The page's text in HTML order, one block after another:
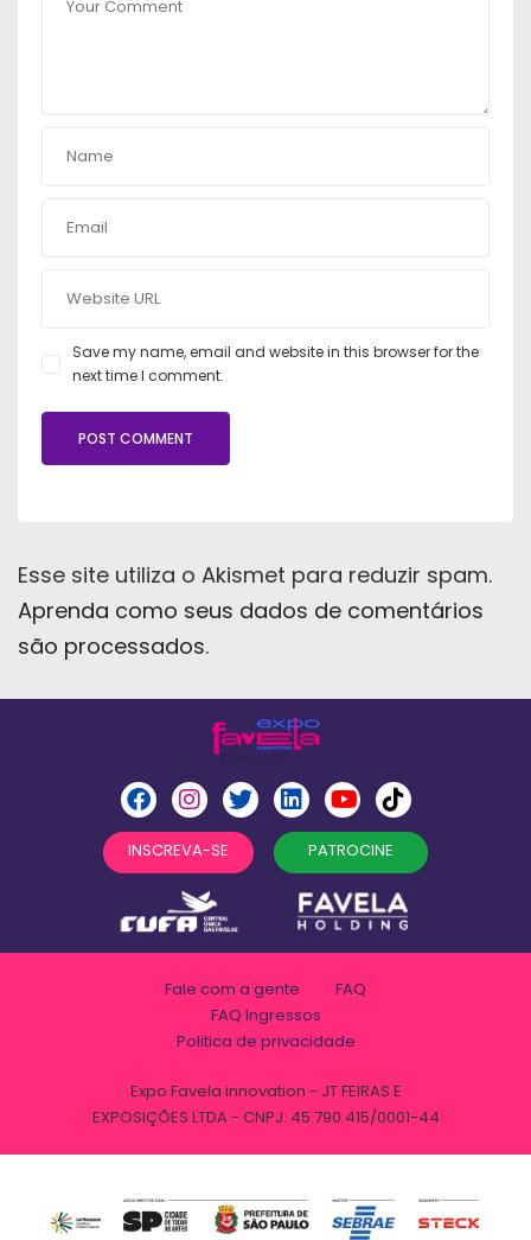
Save my name, email and website in this browser for the
next time I comment.
Esse site utiliza o Akismet para reduzir spam.
Aprenda como seus dados de comentários
são processados.
INSCREVA-SE PATROCINE
Fale com a gente
FAQ
FAQ Ingressos
Politica de privacidade
Expo Favela innovation - JT FEIRAS E
EXPOSIÇÕES LTDA - CNPJ: 45.790.415/0001-44